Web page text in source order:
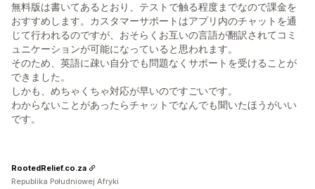
無料版は書いてあるとおり、テストで触る程度までなので課金を
おすすめします。カスタマーサポートはアプリ内のチャットを通
じて行われるのですが、おそらくお互いの言語が翻訳されてコミ
ュニケーションが可能になっていると思われます。
そのため、英語に疎い自分でも問題なくサポートを受けることが
できました。
しかも、めちゃくちゃ対応が早いのですごいです。
わからないことがあったらチャットでなんでも聞いたほうがいい
です。
RootedRelief.co.za
Republika Południowej Afryki